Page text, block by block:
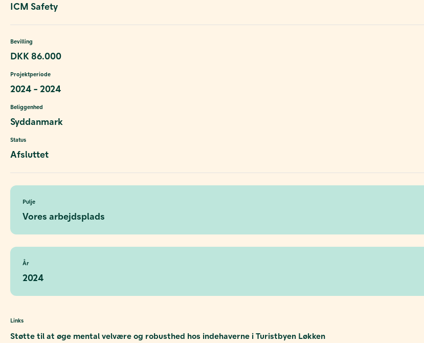
ICM Safety
Bevilling
DKK 86.000
Projektperiode
2024 - 2024
Beliggenhed
Syddanmark
Status
Afsluttet
Pulje
Vores arbejdsplads
År
2024
Links
Støtte til at øge mental velvære og robusthed hos indehaverne i Turistbyen Løkken